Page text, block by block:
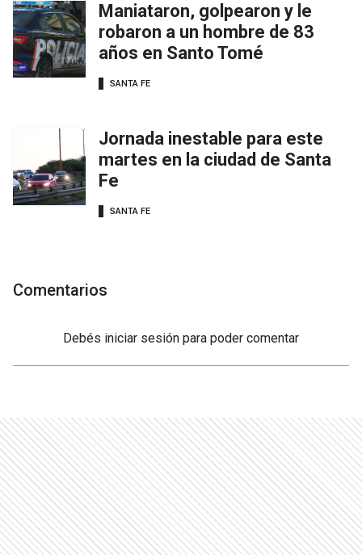
Maniataron, golpearon y le
robaron a un hombre de 83
años en Santo Tomé
SANTA FE
Jornada inestable para este
martes en la ciudad de Santa
Fe
SANTA FE
Comentarios
Debés iniciar sesión para poder comentar